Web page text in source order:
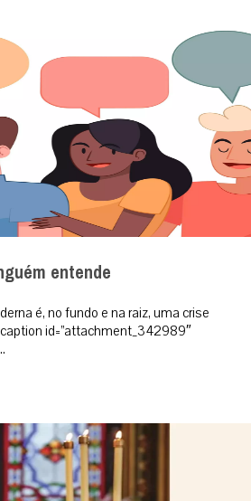
entende
é, no fundo e na raiz, uma crise
id=”attachment_342989″